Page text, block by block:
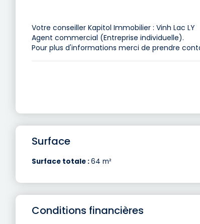
Votre conseiller Kapitol Immobilier : Vinh Lac LY
Agent commercial (Entreprise individuelle).
Pour plus d'informations merci de prendre
Surface
Surface totale :64 m²
Conditions financières